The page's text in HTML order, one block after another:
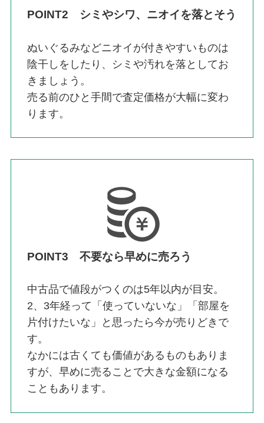
POINT2 シミやシワ、ニオイを落とそう
ぬいぐるみなどニオイが付きやすいものは
陰干しをしたり、シミや汚れを落としてお
きましょう。
売る前のひと手間で査定価格が大幅に変わ
ります。
POINT3 不要なら早めに売ろう
中古品で値段がつくのは5年以内が目安。
2、3年経って「使っていないな」「部屋を
片付けたいな」と思ったら今が売りどきで
す。
なかには古くても価値があるものもありま
すが、早めに売ることで大きな金額になる
こともあります。